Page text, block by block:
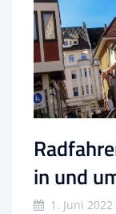
in und
1. Juni 2022